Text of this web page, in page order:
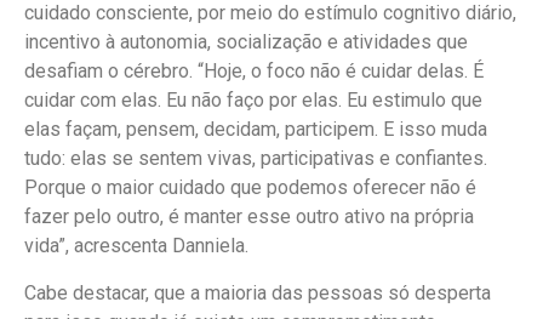
cuidado consciente, por meio do estímulo cognitivo diário,
incentivo à autonomia, socialização e atividades que
desafiam o cérebro. “Hoje, o foco não é cuidar delas. É
cuidar com elas. Eu não faço por elas. Eu estimulo que
elas façam, pensem, decidam, participem. E isso muda
tudo: elas se sentem vivas, participativas e confiantes.
Porque o maior cuidado que podemos oferecer não é
fazer pelo outro, é manter esse outro ativo na própria
vida”, acrescenta Danniela.
Cabe destacar, que a maioria das pessoas só desperta